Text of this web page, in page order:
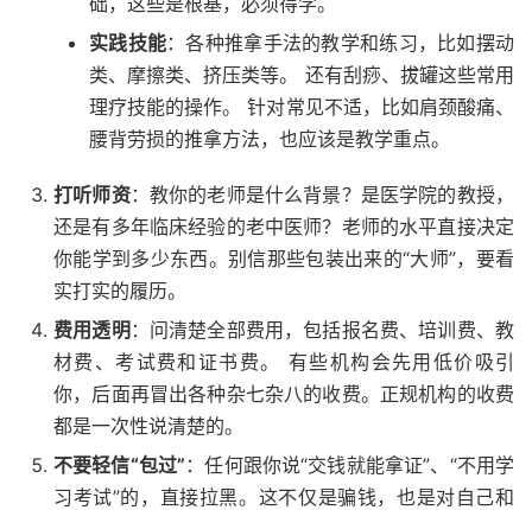
实践技能：各种推拿手法的教学和练习，比如摆动
类、摩擦类、挤压类等。 还有刮痧、拔罐这些常用
理疗技能的操作。 针对常见不适，比如肩颈酸痛、
腰背劳损的推拿方法，也应该是教学重点。
打听师资：教你的老师是什么背景？是医学院的教授，
还是有多年临床经验的老中医师？老师的水平直接决定
你能学到多少东西。别信那些包装出来的“大师”，要看
实打实的履历。
费用透明 ：问清楚全部费用，包括报名费、培训费、教
材费、考试费和证书费。 有些机构会先用低价吸引
你，后面再冒出各种杂七杂八的收费。正规机构的收费
都是一次性说清楚的。
不要轻信“包过” ：任何跟你说“交钱就能拿证”、“不用学
习考试”的，直接拉黑。这不仅是骗钱，也是对自己和